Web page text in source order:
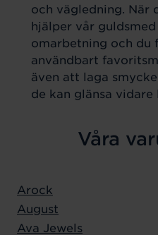
och vägledning. När
hjälper vår
omarbetning och du
användbart
även att laga
de kan glänsa vidare
Våra
Arock
August
Ava Jewels